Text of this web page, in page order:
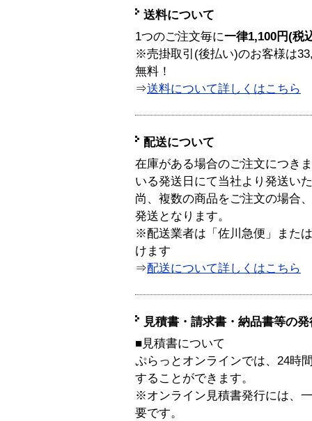
送料について
1つのご注文毎に一律1,100円(税
※売掛取引(後払い)のお客様は
無料！
⇒送料について詳しくはこちら
配送について
在庫がある場合のご注文につき
いる発送日にて当社より発送い
尚、複数の商品をご注文の場合
発送となります。
※配送業者は「佐川急便」また
けます
⇒配送について詳しくはこちら
見積書・請求書・納品書等の
■見積書について
ぷらっとオンラインでは、24時
することができます。
※オンライン見積書発行には、
要です。